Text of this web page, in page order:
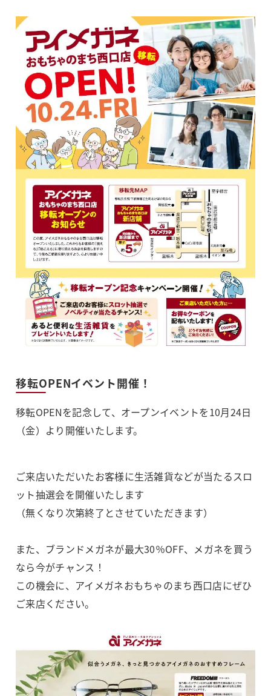
移転OPENイベント開催！
移転OPENを記念して、オープンイベントを10月24日
（金）より開催いたします。
ご来店いただいたお客様に生活雑貨などが当たるスロ
ット抽選会を開催いたします
（無くなり次第終了とさせていただきます）
また、ブランドメガネが最大30％OFF、メガネを買う
なら今がチャンス！
この機会に、アイメガネおもちゃのまち西口店にぜひ
ご来店ください。